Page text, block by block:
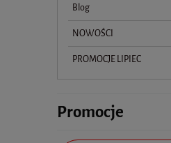
Blog
NOWOŚCI
PROMOCJE LIPIEC
Promocje